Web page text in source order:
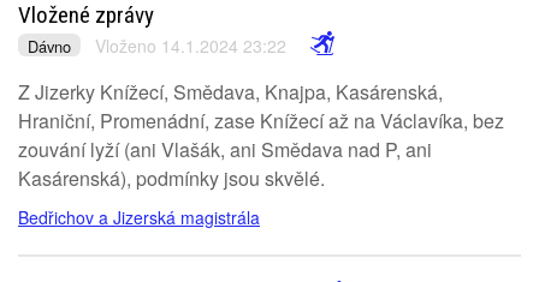
Vložené zprávy
Dávno Vloženo 14.1.2024 23:22
Z Jizerky Knížecí, Smědava, Knajpa, Kasárenská,
Hraniční, Promenádní, zase Knížecí až na Václavíka, bez
zouvání lyží (ani Vlašák, ani Smědava nad P, ani
Kasárenská), podmínky jsou skvělé.
Bedřichov a Jizerská magistrála